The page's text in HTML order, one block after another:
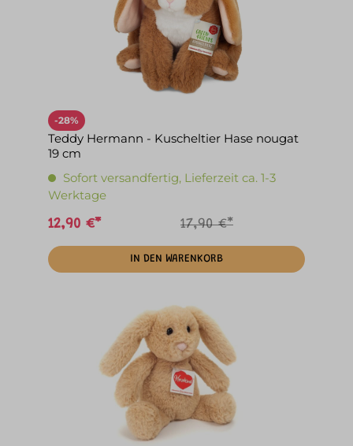
-28%
Teddy Hermann - Kuscheltier Hase nougat
19 cm
Sofort versandfertig, Lieferzeit ca. 1-3
Werktage
12,90 €* 17,90 €*
IN DEN WARENKORB